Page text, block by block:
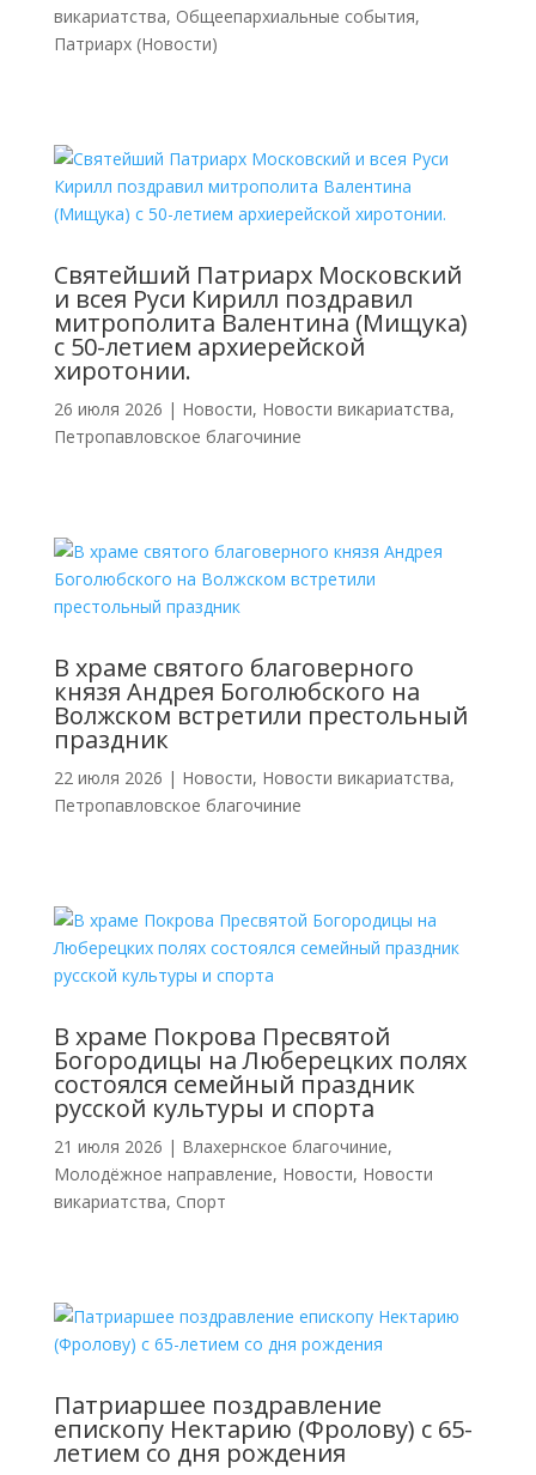
викариатства, Общеепархиальные события,
Патриарх (Новости)
Святейший Патриарх Московский
и всея Руси Кирилл поздравил
митрополита Валентина (Мищука)
с 50-летием архиерейской
хиротонии.
26 июля 2026 | Новости, Новости викариатства,
Петропавловское благочиние
В храме святого благоверного
князя Андрея Боголюбского на
Волжском встретили престольный
праздник
22 июля 2026 | Новости, Новости викариатства,
Петропавловское благочиние
В храме Покрова Пресвятой
Богородицы на Люберецких полях
состоялся семейный праздник
русской культуры и спорта
21 июля 2026 | Влахернское благочиние,
Молодёжное направление, Новости, Новости
викариатства, Спорт
Патриаршее поздравление
епископу Нектарию (Фролову) с 65-
летием со дня рождения